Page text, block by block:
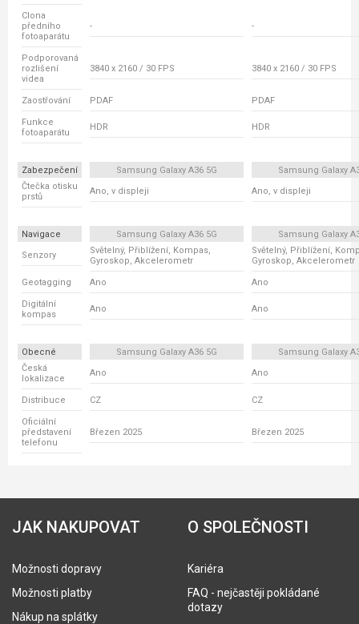
Clona
předního
fotoaparátu
- -
Podporovaná
rozlišení
videa
3840 x 2160 / 30 FPS 3840 x 2160 / 30 FPS
Zaostřování PDAF PDAF
Funkce
fotoaparátu
HDR HDR
Zabezpečení Samsung Galaxy A36 5G
Samsung Galaxy
Čtečka otisku
prstů
Ano, v displeji Ano, v displeji
Navigace Samsung Galaxy A36 5G
Samsung Galaxy
Senzory
Světelný, Přiblížení, Kompas,
Gyroskop, Akcelerometr
Světelný, Přiblížení,
Gyroskop, Akcelerometr
Geotagging Ano Ano
Digitální
kompas
Ano Ano
Obecné Samsung Galaxy A36 5G
Samsung Galaxy
Česká
lokalizace
Ano Ano
Distribuce CZ CZ
Oficiální
představení
telefonu
Březen 2025 Březen 2025
JAK NAKUPOVAT
Možnosti dopravy
Možnosti platby
Nákup na splátky
O SPOLEČNOSTI
Kariéra
FAQ - nejčastěji pokládané
dotazy